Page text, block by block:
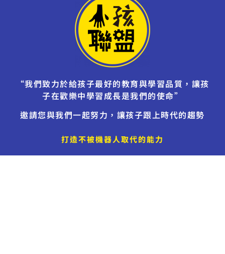
“我們致力於給孩子最好的教育與學習品質，讓孩
子在歡樂中學習成長是我們的使命”
邀請您與我們一起努力，讓孩子跟上時代的趨勢
打造不被機器人取代的能力